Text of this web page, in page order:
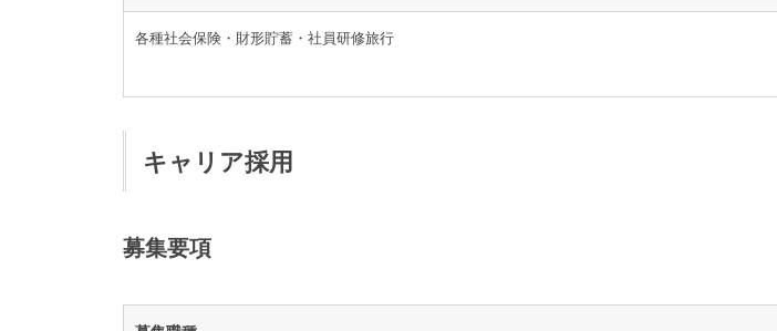
各種社会保険・財形貯蓄・社員研修旅行
キャリア採用
募集要項